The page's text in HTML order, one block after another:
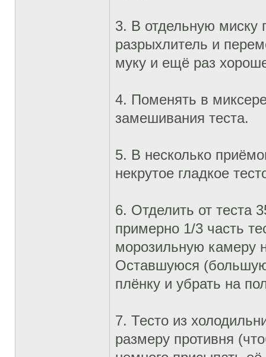
3. В отдельную миску
разрыхлитель и
муку и ещё раз
4. Поменять в
замешивания теста.
5. В несколько
некрутое гладкое
6. Отделить от теста
примерно 1/3 часть
морозильную камеру
Оставшуюся
плёнку и убрать на
7. Тесто из
размеру противня